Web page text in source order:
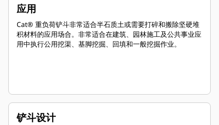
应用
Cat® 重负荷铲斗非常适合半石质土或需要打碎和搬除坚硬堆
积材料的应用场合。非常适合在建筑、园林施工及公共事业应
用中执行公用挖渠、基脚挖掘、回填和一般挖掘作业。
铲斗设计